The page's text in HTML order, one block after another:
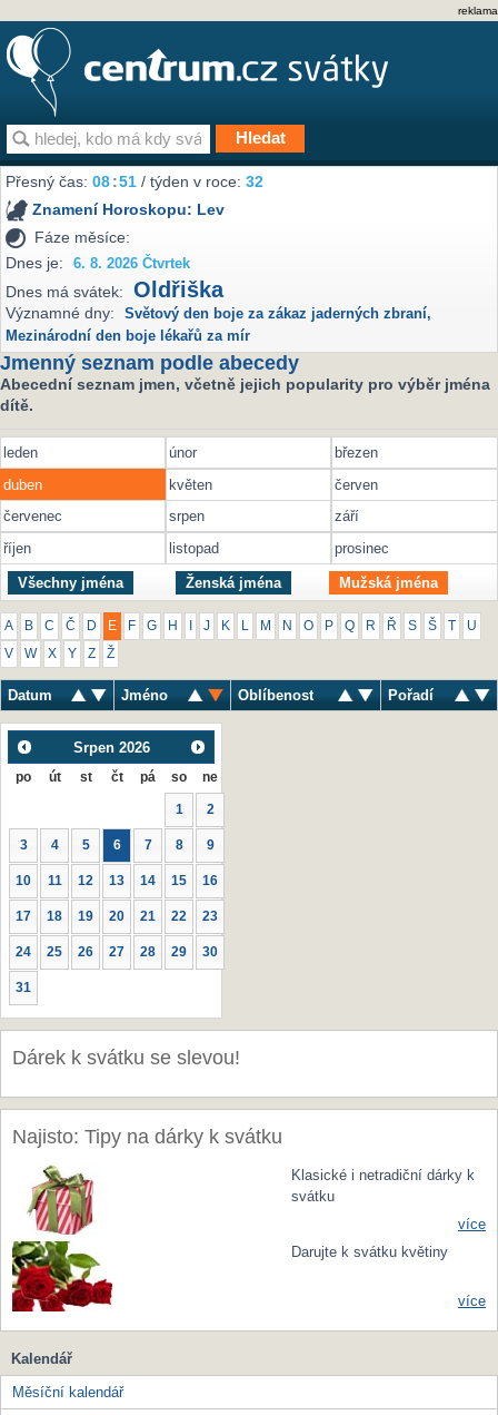
reklama
Přesný čas:08 51 / týden v roce:32
Znamení Horoskopu: Lev
Fáze měsíce:
Dnes je:
6. 8. 2026 Čtvrtek
Dnes má svátek: Oldřiška
Významné dny: Světový den boje za zákaz jaderných zbraní,
Mezinárodní den boje lékařů za mír
Jmenný seznam podle abecedy
Abecední seznam jmen, včetně jejich popularity pro výběr jména
dítě.
leden únor
březen
duben
květen
červen
červenec
srpen
září
říjen
listopad prosinec
Všechny jména Ženská jména Mužská jména
A B C Č D E F G H J K M N O P Q R Ř S Š U
V W X Y Z Ž
Datum Jméno Oblíbenost Pořadí
Srpen 2026
po út st čt pá so ne
1 2
3 4 5 6 7 8 9
10 11 12 13 14 15 16
17 18 19 20 21 22 23
24 25 26 27 28 29 30
31
Dárek k svátku se slevou!
Najisto: Tipy na dárky k svátku
Klasické i netradiční dárky k
svátku
více
Darujte k svátku květiny
více
Kalendář
Měsíční kalendář